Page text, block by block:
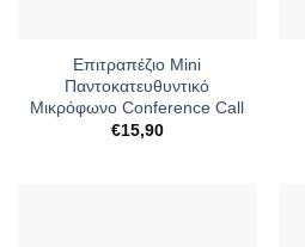
Επιτραπέζιο Mini
Παντοκατευθυντικό
Μικρόφωνο Conference Call
€15,90